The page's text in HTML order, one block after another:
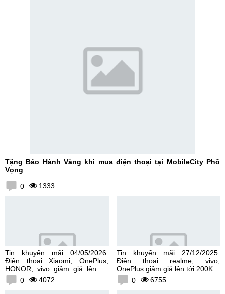
Tặng Bảo Hành Vàng khi mua điện thoại tại MobileCity Phố
Vọng
0 1333
Tin khuyến mãi 04/05/2026:
Điện thoại Xiaomi, OnePlus,
HONOR, vivo giảm giá lên tới
300K0 4072
Tin khuyến mãi 27/12/2025:
Điện thoại realme, vivo,
OnePlus giảm giá lên tới 200K
0
6755